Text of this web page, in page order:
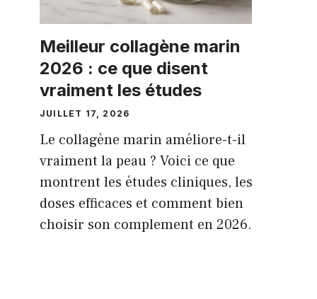
Meilleur collagène marin
2026 : ce que disent
vraiment les études
JUILLET 17, 2026
Le collagène marin améliore-t-il
vraiment la peau ? Voici ce que
montrent les études cliniques, les
doses efficaces et comment bien
choisir son complement en 2026.